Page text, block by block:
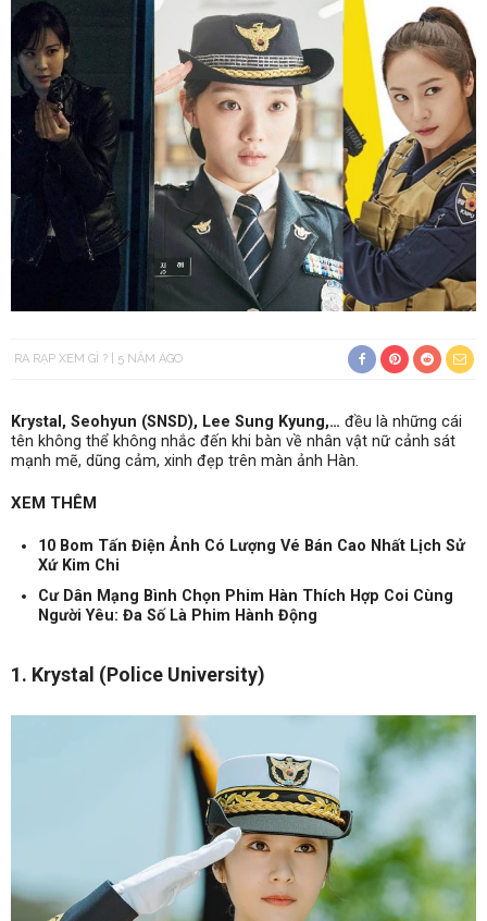
RA RẠP XEM GÌ ? 5 NĂM AGO
Krystal, Seohyun (SNSD), Lee Sung Kyung,… đều là những cái
tên không thể không nhắc đến khi bàn về nhân vật nữ cảnh sát
mạnh mẽ, dũng cảm, xinh đẹp trên màn ảnh Hàn.
XEM THÊM
10 Bom Tấn Điện Ảnh Có Lượng Vé Bán Cao Nhất Lịch Sử
Xứ Kim Chi
Cư Dân Mạng Bình Chọn Phim Hàn Thích Hợp Coi Cùng
Người Yêu: Đa Số Là Phim Hành Động
1. Krystal (Police University)